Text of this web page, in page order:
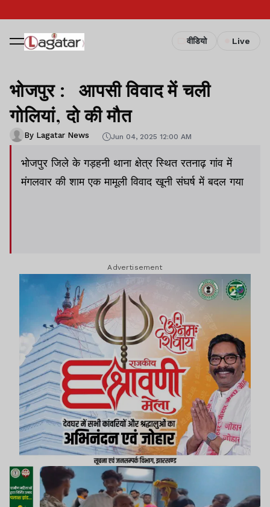
वीडियो Live
भोजपुर : आपसी विवाद में चली
गोलियां, दो की मौत
By Lagatar News Jun 04, 2025 12:00 AM
भोजपुर जिले के गड़हनी थाना क्षेत्र स्थित रतनाढ़ गांव में
मंगलवार की शाम एक मामूली विवाद खूनी संघर्ष में बदल गया
Advertisement